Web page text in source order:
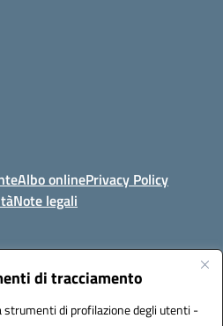
di tracciamento
di profilazione degli utenti -
Albo onlinePrivacy Policy
Note legali
MADDALONI (CE)
- Pec: CEIC8AU001@pec.istruzione.it -